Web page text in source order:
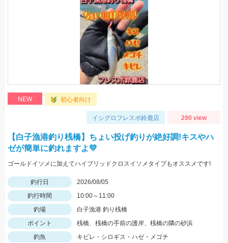
NEW 初心者向け
イシグロフレスポ鈴鹿店 290 view
【白子漁港釣り桟橋】ちょい投げ釣りが絶好調!キスやハ
ゼが簡単に釣れますよ💛
ゴールドイソメに加えてハイブリッドクロスイソメタイプもオススメです!
釣行日
2026/08/05
釣行時間
10:00～11:00
釣場
白子漁港 釣り桟橋
ポイント
桟橋、桟橋の手前の護岸、桟橋の隣の砂浜
釣魚
キビレ・シロギス・ハゼ・メゴチ